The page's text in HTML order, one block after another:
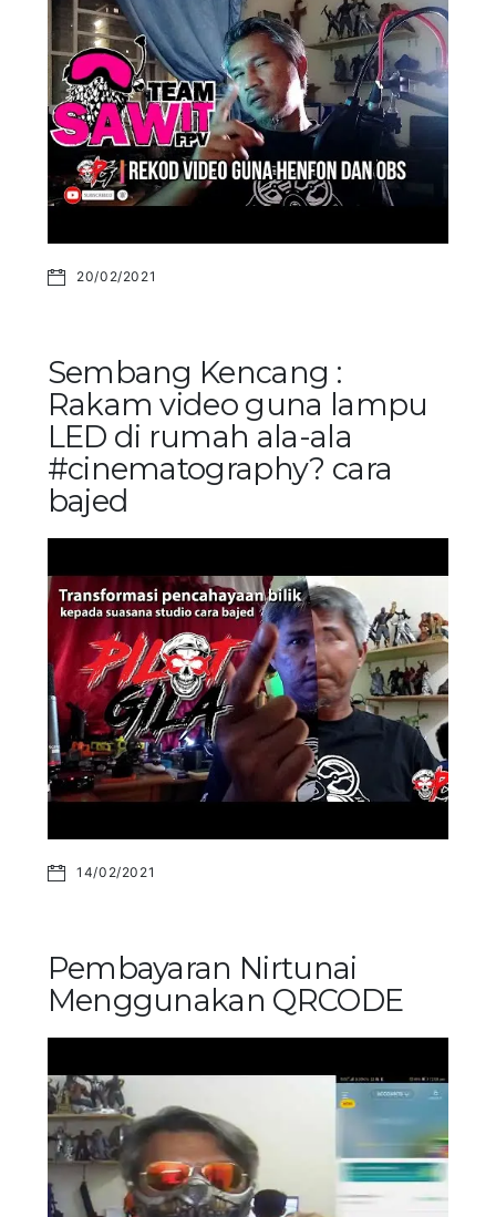
20/02/2021
Sembang Kencang :
Rakam video guna lampu
LED di rumah ala-ala
#cinematography? cara
bajed
14/02/2021
Pembayaran Nirtunai
Menggunakan QRCODE